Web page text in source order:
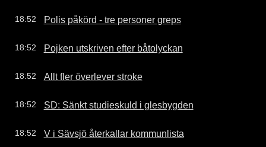
18:52 Polis påkörd - tre personer greps
18:52 Pojken utskriven efter båtolyckan
18:52 Allt fler överlever stroke
18:52 SD: Sänkt studieskuld i glesbygden
18:52 V i Sävsjö återkallar kommunlista